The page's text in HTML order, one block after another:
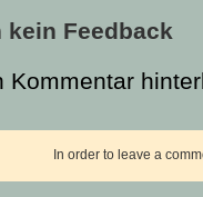
kein Feedback
Kommentar
In order to leave a